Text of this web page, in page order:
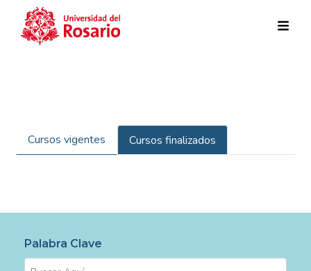
Cursos vigentes Cursos finalizados
Palabra Clave